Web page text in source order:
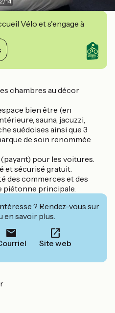
Vélo et s'engage à
chambres au décor
bien être (en
sauna, jacuzzi,
suédoises ainsi que 3
de soin renommée
pour les voitures.
et sécurisé gratuit.
des commerces et des
piétonne principale.
? Rendez-vous sur
en savoir plus.
Site web